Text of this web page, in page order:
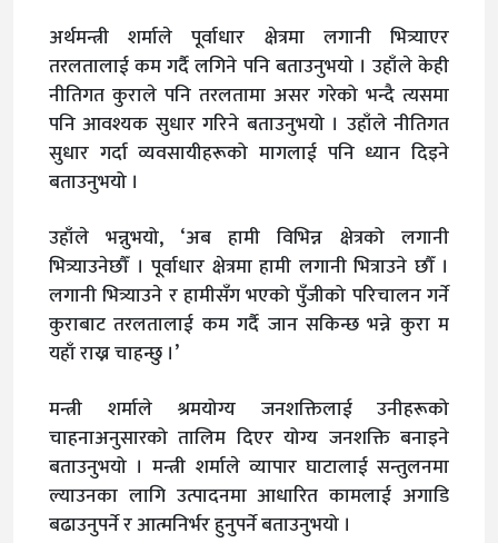
अर्थमन्त्री शर्माले पूर्वाधार क्षेत्रमा लगानी भित्र्याएर
तरलतालाई कम गर्दै लगिने पनि बताउनुभयाे । उहाँले केही
नीतिगत कुराले पनि तरलतामा असर गरेको भन्दै त्यसमा
पनि आवश्यक सुधार गरिने बताउनुभयो । उहाँले नीतिगत
सुधार गर्दा व्यवसायीहरूको मागलाई पनि ध्यान दिइने
बताउनुभयो ।
उहाँले भन्नुभयो, ‘अब हामी विभिन्न क्षेत्रको लगानी
भित्र्याउनेछौँ । पूर्वाधार क्षेत्रमा हामी लगानी भित्राउने छौँ ।
लगानी भित्र्याउने र हामीसँग भएको पुँजीको परिचालन गर्ने
कुराबाट तरलतालाई कम गर्दै जान सकिन्छ भन्ने कुरा म
यहाँ राख्न चाहन्छु ।’
मन्त्री शर्माले श्रमयोग्य जनशक्तिलाई उनीहरूको
चाहनाअनुसारको तालिम दिएर योग्य जनशक्ति बनाइने
बताउनुभयो । मन्त्री शर्माले व्यापार घाटालाई सन्तुलनमा
ल्याउनका लागि उत्पादनमा आधारित कामलाई अगाडि
बढाउनुपर्ने र आत्मनिर्भर हुनुपर्ने बताउनुभयो ।